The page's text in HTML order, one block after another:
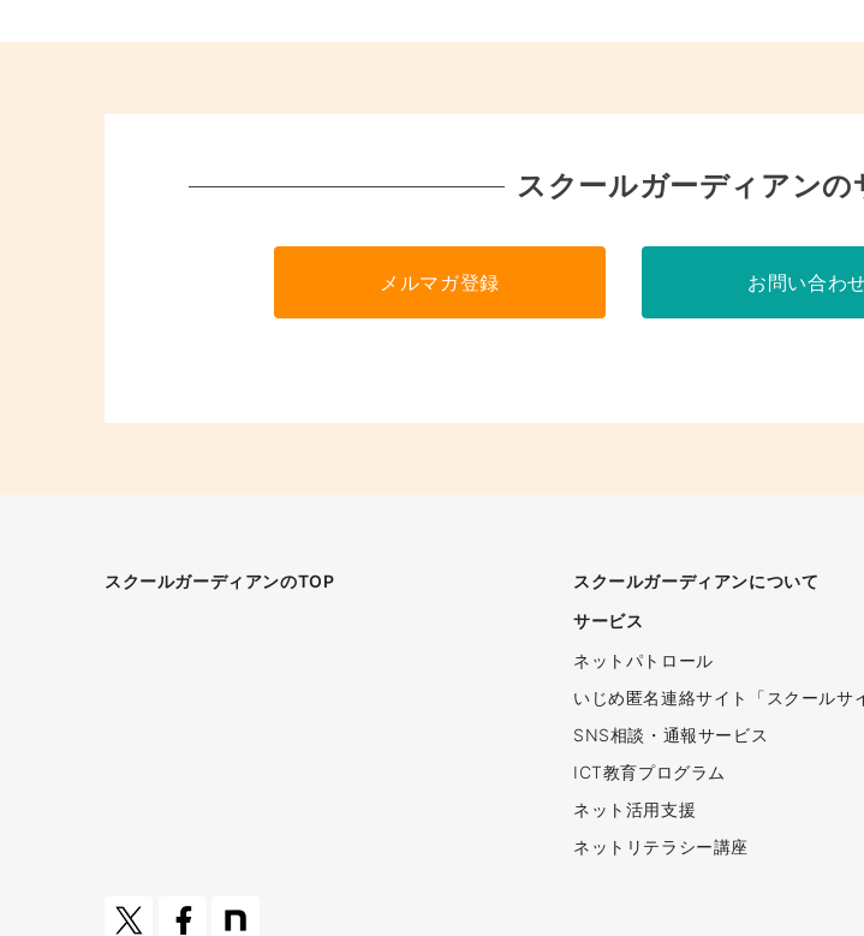
スクールガーディアンの
メルマガ登録 お問い合わ
スクールガーディアンのTOP
スクールガーディアンについて
サービス
ネットパトロール
いじめ匿名連絡サイト「スクールサ
SNS相談・通報サービス
ICT教育プログラム
ネット活用支援
ネットリテラシー講座